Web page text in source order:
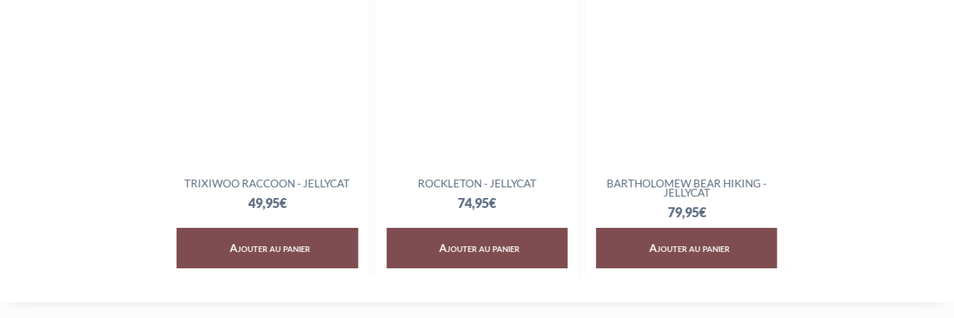
TRIXIWOO RACCOON - JELLYCAT
49,95€
Ajouter au panier
ROCKLETON - JELLYCAT
74,95€
Ajouter au panier
BARTHOLOMEW BEAR HIKING -
JELLYCAT
79,95€
Ajouter au panier